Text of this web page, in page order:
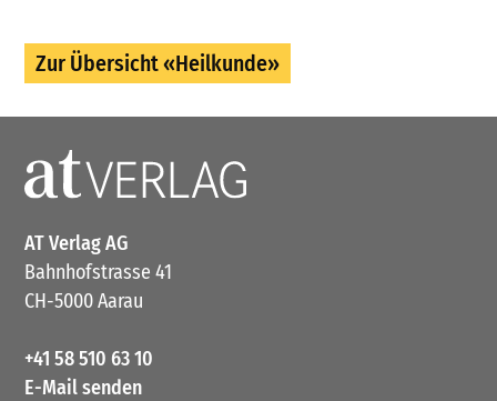
Zur Übersicht «Heilkunde»
AT Verlag AG
Bahnhofstrasse 41
CH-5000 Aarau
+41 58 510 63 10
E-Mail senden